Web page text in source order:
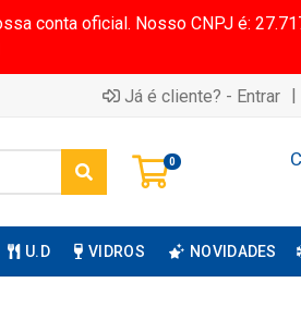
conta oficial. Nosso CNPJ é:
Já é cliente? - Entrar |
0
U.D VIDROS NOVIDADES